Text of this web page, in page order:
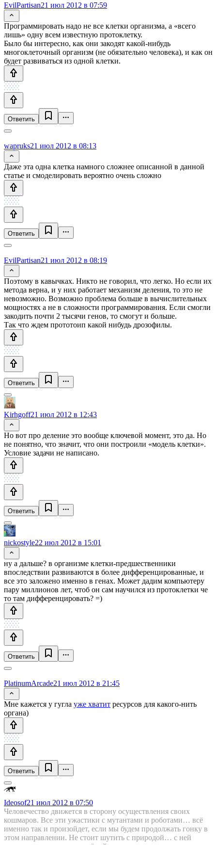
EvilPartisan21 июл 2012 в 07:59
Программировать надо не все клетки организма, а «всего
лишь» одну всем известную протоклетку.
Было бы интересно, как они закодят какой-нибудь
многоклеточный организм (не обязательно человека), и как он
будет развиваться из одной клетки.
Ответить
wapruks21 июл 2012 в 08:13
Даже эта одна клетка намного сложнее описанной в данной
статье и смоделировать вероятно очень сложно
Ответить
EvilPartisan21 июл 2012 в 08:19
Поэтому в кавычках. Никто не говорил, что легко. Но если их
метода верна, и у них работает механизм деления, то это не
невозможно. Возможно проблема больше в вычислительных
мощностях а не в сложности программирования. Если смогли
закодить почти 2 тысячи генов, то смогут и больше.
Так что ждем прототоип какой нибудь дрозофилы.
Ответить
Kirhgoff21 июл 2012 в 12:43
Но вот про деление это вообще ключевой момент, это да. Но
не понятно, что значит, что они построили «модель клетки».
Условие задачи не написано.
Ответить
nickostyle22 июл 2012 в 15:01
ну а дальше? в организме клетки-предшественники
впоследствии развиваются в более дифференцированные, и
все это заложено именно в генах. Может дадим компьютеру
пару миллионов лет, чтоб он сам научился из протоклетки че
то там дифференцировать? =)
Ответить
PlatinumArcade21 июл 2012 в 21:45
Мне кажется у гугла уже хватит ресурсов для какого-нить
органа)
Ответить
Ideosof21 июл 2012 в 07:50
Человечество движется в сторону осуществления своих
кошмаров. Все эти ужастики с мутантами и роботами… всё
именно так и произойдет, если мы будем продолжать гонку в
этом направлении. Не стоит шутить с природой… с ней